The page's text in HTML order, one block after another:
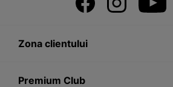
Zona clientului
Premium Club